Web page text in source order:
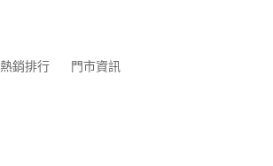
熱銷排行 門市資訊